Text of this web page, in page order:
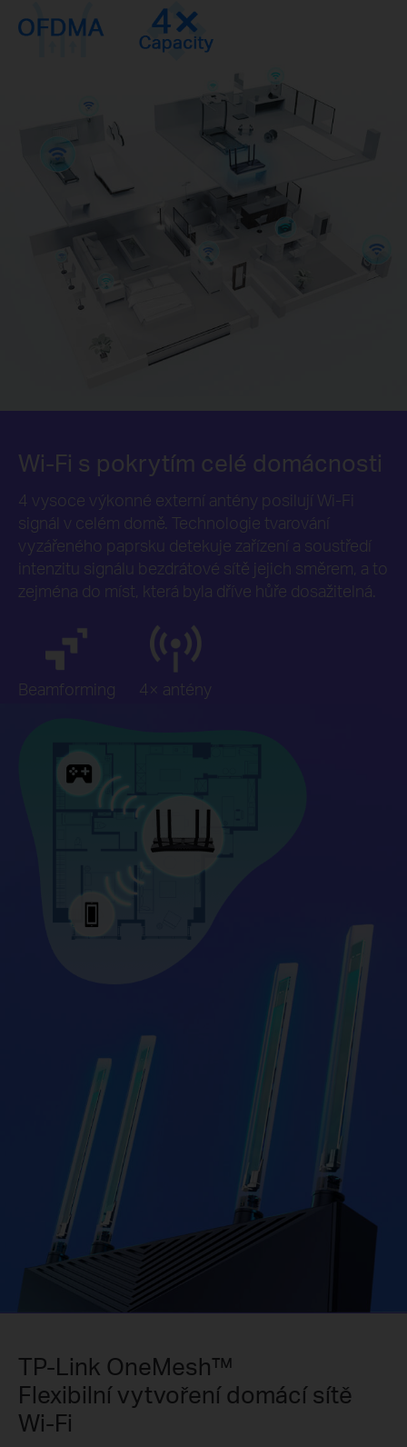
Wi-Fi s pokrytím celé domácnosti
4 vysoce výkonné externí antény posilují Wi-Fi
signál v celém domě. Technologie tvarování
vyzářeného paprsku detekuje zařízení a soustředí
intenzitu signálu bezdrátové sítě jejich směrem, a to
zejména do míst, která byla dříve hůře dosažitelná.
Beamforming 4× antény
TP-Link OneMesh™
Flexibilní vytvoření domácí sítě
Wi-Fi